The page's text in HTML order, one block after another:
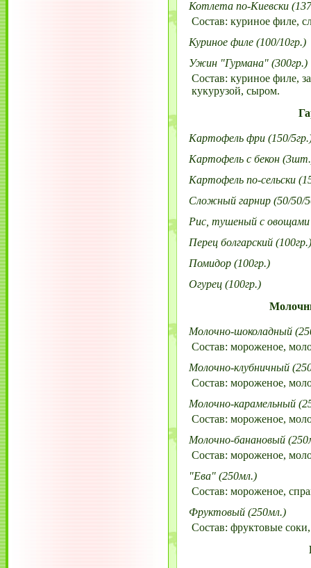
Котлета по-Киевски
Состав: куриное филе,
Куриное филе (100/10гр.)
Ужин "Гурмана" (300гр.)
Состав: куриное филе,
кукурузой, сыром.
Картофель фри (150/
Картофель с бекон
Картофель по-сельски
Сложный гарнир (50/50/
Рис, тушеный с овощами
Перец болгарский (100гр.)
Помидор (100гр.)
Огурец (100гр.)
Молочно-шоколадный
Состав: мороженое,
Молочно-клубничный
Состав: мороженое,
Молочно-карамельный
Состав: мороженое,
Молочно-банановый
Состав: мороженое,
"Ева" (250мл.)
Состав: мороженое,
Фруктовый (250мл.)
Состав: фруктовые